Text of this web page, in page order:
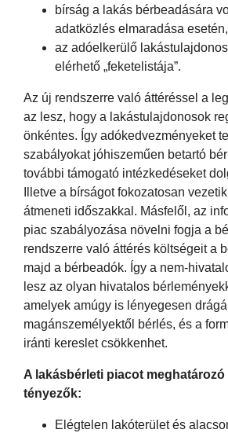
bírság a lakás bérbeadására
adatközlés elmaradása esetén,
az adóelkerülő
elérhető „feketelistája”.
Az új rendszerre való áttéréssel a
az lesz, hogy a lakástulajdonosok
önkéntes. Így adókedvezményeket
szabályokat jóhiszeműen betartó
további támogató intézkedéseket
Illetve a bírságot fokozatosan
átmeneti időszakkal. Másfelől, az
piac szabályozása növelni fogja a
rendszerre való áttérés költségeit a
majd a bérbeadók. Így a nem-
lesz az olyan hivatalos
amelyek amúgy is lényegesen
magánszemélyektől bérlés, és a
iránti kereslet csökkenhet.
A lakásbérleti piacot
tényezők:
Elégtelen lakóterület és